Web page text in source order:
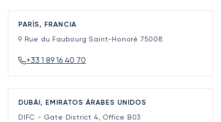
PARÍS, FRANCIA
9 Rue du Faubourg Saint-Honoré 75008
+33 1 89 16 40 70
DUBÁI, EMIRATOS ÁRABES UNIDOS
DIFC - Gate District 4, Office B03